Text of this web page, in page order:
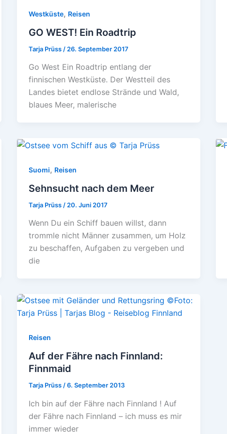
Westküste, Reisen
GO WEST! Ein Roadtrip
Tarja Prüss / 26. September 2017
Go West Ein Roadtrip entlang der
finnischen Westküste. Der Westteil des
Landes bietet endlose Strände und Wald,
blaues Meer, malerische
Suomi, Reisen
Sehnsucht nach dem Meer
Tarja Prüss / 20. Juni 2017
Wenn Du ein Schiff bauen willst, dann
trommle nicht Männer zusammen, um Holz
zu beschaffen, Aufgaben zu vergeben und
die
Reisen
Auf der Fähre nach Finnland:
Finnmaid
Tarja Prüss/6. September 2013
Ich bin auf der Fähre nach Finnland ! Auf
der Fähre nach Finnland – ich muss es mir
immer wieder